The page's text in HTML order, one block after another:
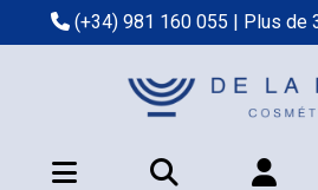
(+34) 981 160 055 | Plus de